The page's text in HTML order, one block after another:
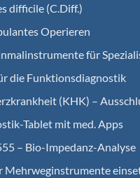
difficile (C.Diff.)
Operieren
für
die Funktionsdiagnostik
(KHK) –
Tablet mit med. Apps
– Bio-Impedanz-Analyse
Mehrweginstrumente